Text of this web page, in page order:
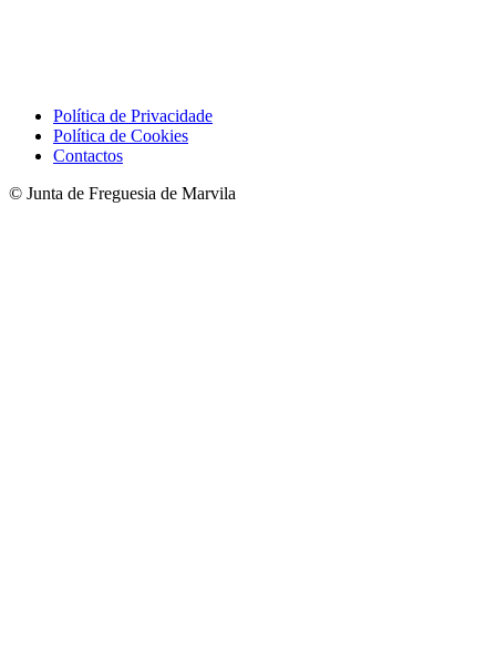
Política de Privacidade
Política de Cookies
Contactos
© Junta de Freguesia de Marvila